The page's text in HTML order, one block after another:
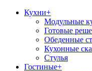
Кухни+
Модульные
Готовые
Обеденные
Кухонные
Стулья
Гостиные+